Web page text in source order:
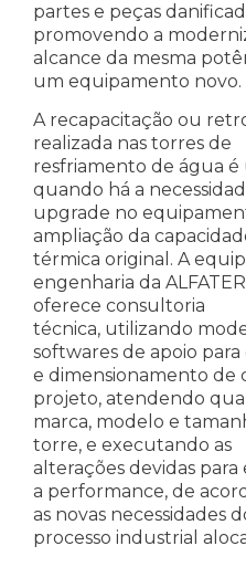
partes e peças
promovendo a
alcance da mesma
um equipamento novo.
A recapacitação ou
realizada nas torres de
resfriamento de água é
quando há a
upgrade no
ampliação da
térmica original. A
engenharia da
oferece consultoria
técnica, utilizando
softwares de apoio
e dimensionamento de
projeto, atendendo
marca, modelo e
torre, e executando as
alterações devidas para
a performance, de
as novas necessidades
processo industrial